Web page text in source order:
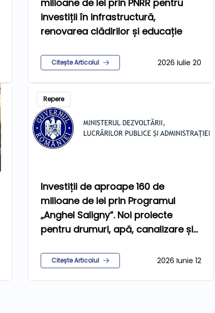
milioane de lei prin PNRR pentru
investiții în infrastructură,
renovarea clădirilor și educație
Citește Articolul 2026 Iulie 20
Repere
Investiții de aproape 160 de
milioane de lei prin Programul
„Anghel Saligny”. Noi proiecte
pentru drumuri, apă, canalizare și
Citește Articolul 2026 Iunie 12